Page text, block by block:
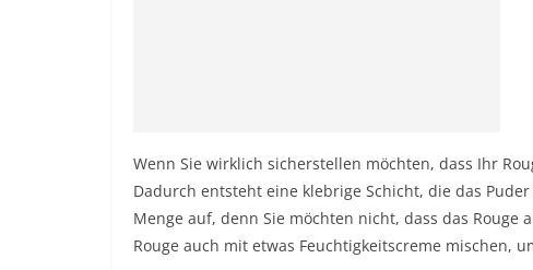
Wenn Sie wirklich sicherstellen möchten, dass Ihr
Dadurch entsteht eine klebrige Schicht, die das
Menge auf, denn Sie möchten nicht, dass das
Rouge auch mit etwas Feuchtigkeitscreme mischen,